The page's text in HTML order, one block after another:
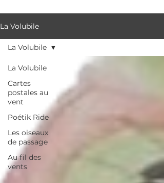
La Volubile
La Volubile
Cartes
postales au
vent
Poétik Ride
Les oiseaux
de passage
Au fil des
vents
La Volubile